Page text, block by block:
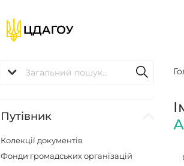
Путівник
Колекції документів
Фонди громадських організацій